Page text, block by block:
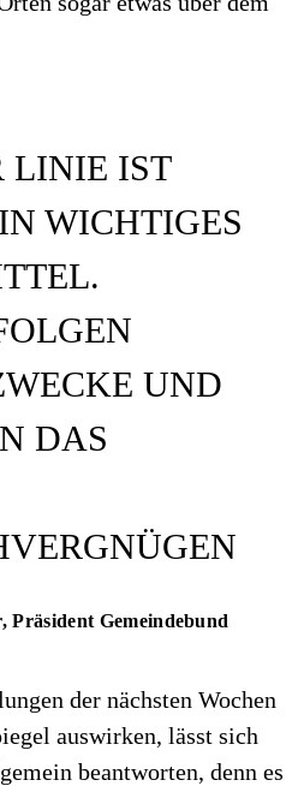
LINIE IST
WICHTIGES
UND
DAS
, Präsident Gemeindebund
der nächsten Wochen
auswirken, lässt sich
beantworten, denn es